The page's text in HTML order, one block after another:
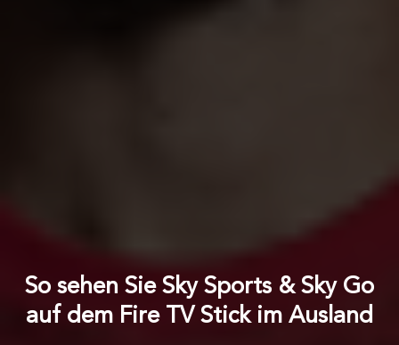
So sehen Sie Sky Sports & Sky Go
auf dem Fire TV Stick im Ausland